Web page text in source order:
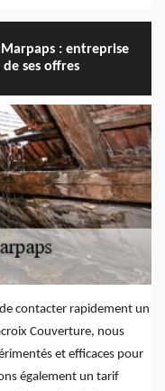
: entreprise
ses offres
contacter rapidement un
Couverture, nous
et efficaces pour
également un tarif